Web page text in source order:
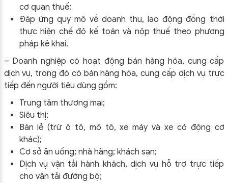
cơ quan thuế;
Đáp ứng quy mô về doanh thu, lao động đồng thời
thực hiện chế độ kế toán và nộp thuế theo phương
pháp kê khai.
– Doanh nghiệp có hoạt động bán hàng hóa, cung cấp
dịch vụ, trong đó có bán hàng hóa, cung cấp dịch vụ trực
tiếp đến người tiêu dùng gồm:
Trung tâm thương mại;
Siêu thị;
Bán lẻ (trừ ô tô, mô tô, xe máy và xe có động cơ
khác);
Cơ sở ăn uống; nhà hàng; khách sạn;
Dịch vụ vận tải hành khách, dịch vụ hỗ trợ trực tiếp
cho vận tải đường bộ;